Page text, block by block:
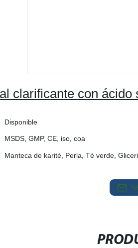
clarificante con
Disponible
MSDS, GMP, CE, iso, coa
Manteca de karité, Perla, Té verde,